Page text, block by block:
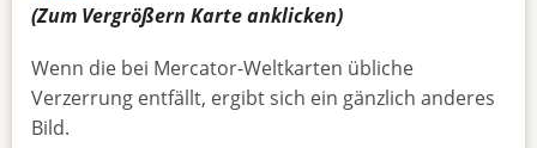
(Zum Vergrößern Karteanklicken)
Wenn die bei Mercator-Weltkarten übliche
Verzerrung entfällt, ergibt sich ein gänzlich anderes
Bild.